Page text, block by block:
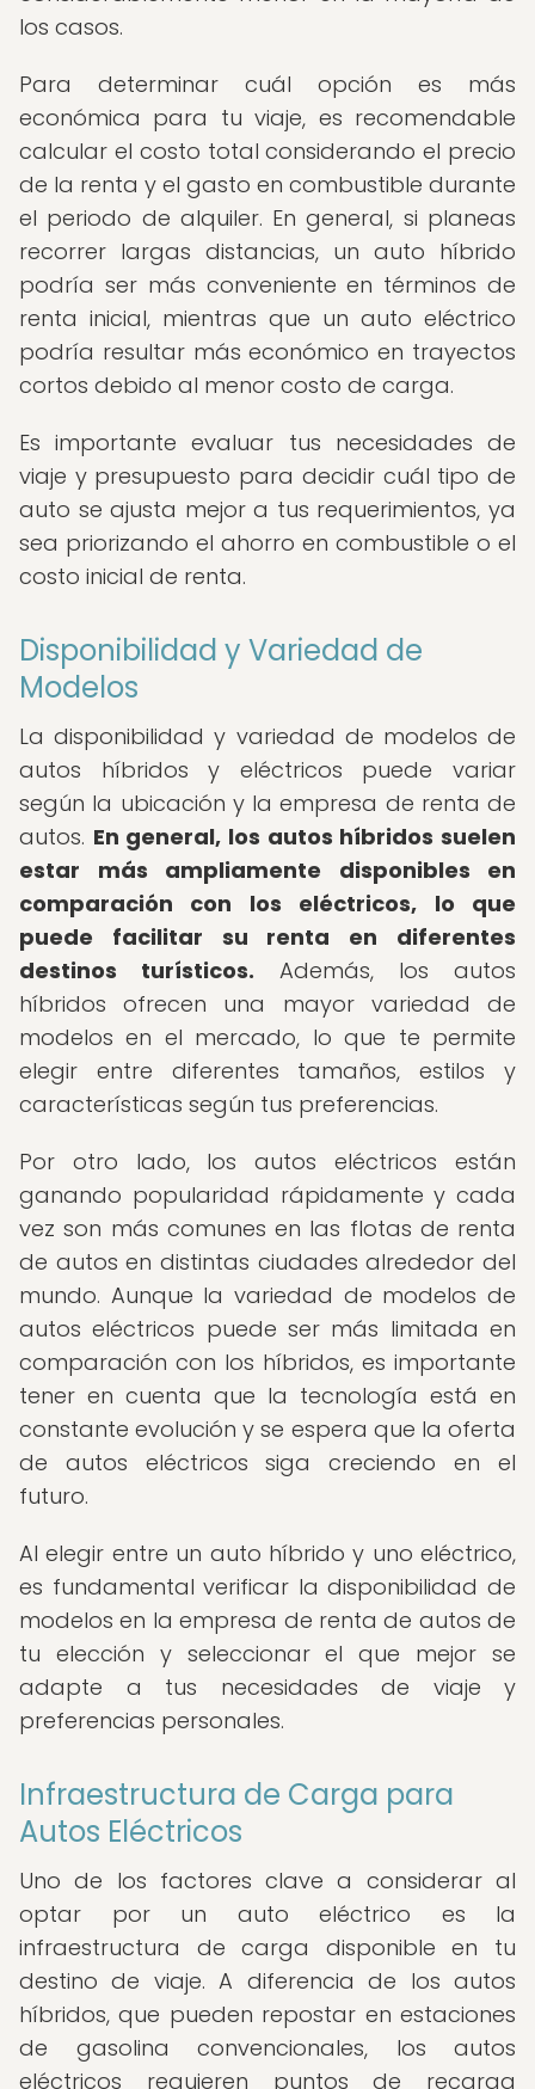
los casos.
Para determinar cuál opción es más
económica para tu viaje, es recomendable
calcular el costo total considerando el precio
de la renta y el gasto en combustible durante
el periodo de alquiler. En general, si planeas
recorrer largas distancias, un auto híbrido
podría ser más conveniente en términos de
renta inicial, mientras que un auto eléctrico
podría resultar más económico en trayectos
cortos debido al menor costo de carga.
Es importante evaluar tus necesidades de
viaje y presupuesto para decidir cuál tipo de
auto se ajusta mejor a tus requerimientos, ya
sea priorizando el ahorro en combustible o el
costo inicial de renta.
Disponibilidad y Variedad de
Modelos
La disponibilidad y variedad de modelos de
autos híbridos y eléctricos puede variar
según la ubicación y la empresa de renta de
autos. En general, los autos híbridos suelen
estar más ampliamente disponibles en
comparación con los eléctricos, lo que
puede facilitar su renta en diferentes
destinos turísticos. Además, los autos
híbridos ofrecen una mayor variedad de
modelos en el mercado, lo que te permite
elegir entre diferentes tamaños, estilos y
características según tus preferencias.
Por otro lado, los autos eléctricos están
ganando popularidad rápidamente y cada
vez son más comunes en las flotas de renta
de autos en distintas ciudades alrededor del
mundo. Aunque la variedad de modelos de
autos eléctricos puede ser más limitada en
comparación con los híbridos, es importante
tener en cuenta que la tecnología está en
constante evolución y se espera que la oferta
de autos eléctricos siga creciendo en el
futuro.
Al elegir entre un auto híbrido y uno eléctrico,
es fundamental verificar la disponibilidad de
modelos en la empresa de renta de autos de
tu elección y seleccionar el que mejor se
adapte a tus necesidades de viaje y
preferencias personales.
Infraestructura de Carga para
Autos Eléctricos
Uno de los factores clave a considerar al
optar por un auto eléctrico es la
infraestructura de carga disponible en tu
destino de viaje. A diferencia de los autos
híbridos, que pueden repostar en estaciones
de gasolina convencionales, los autos
eléctricos requieren puntos de recarga